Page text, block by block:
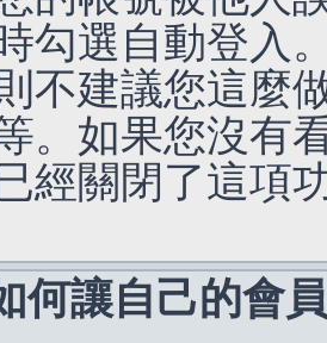
勾選自動登入
不建議您這麼
。如果您沒有
經關閉了這項
何讓自己的會